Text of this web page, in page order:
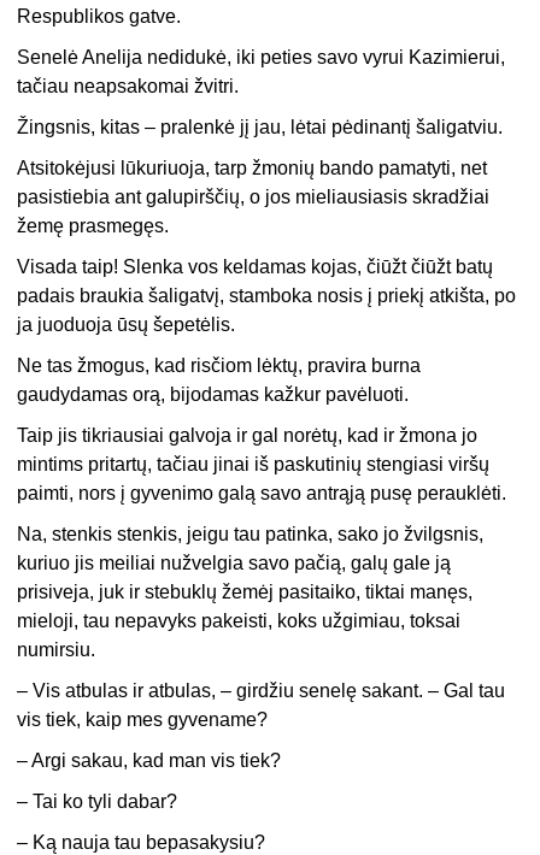
Respublikos gatve.
Senelė Anelija nedidukė, iki peties savo vyrui Kazimierui,
tačiau neapsakomai žvitri.
Žingsnis, kitas – pralenkė jį jau, lėtai pėdinantį šaligatviu.
Atsitokėjusi lūkuriuoja, tarp žmonių bando pamatyti, net
pasistiebia ant galupirščių, o jos mieliausiasis skradžiai
žemę prasmegęs.
Visada taip! Slenka vos keldamas kojas, čiūžt čiūžt batų
padais braukia šaligatvį, stamboka nosis į priekį atkišta, po
ja juoduoja ūsų šepetėlis.
Ne tas žmogus, kad risčiom lėktų, pravira burna
gaudydamas orą, bijodamas kažkur pavėluoti.
Taip jis tikriausiai galvoja ir gal norėtų, kad ir žmona jo
mintims pritartų, tačiau jinai iš paskutinių stengiasi viršų
paimti, nors į gyvenimo galą savo antrąją pusę perauklėti.
Na, stenkis stenkis, jeigu tau patinka, sako jo žvilgsnis,
kuriuo jis meiliai nužvelgia savo pačią, galų gale ją
prisiveja, juk ir stebuklų žemėj pasitaiko, tiktai manęs,
mieloji, tau nepavyks pakeisti, koks užgimiau, toksai
numirsiu.
– Vis atbulas ir atbulas, – girdžiu senelę sakant. – Gal tau
vis tiek, kaip mes gyvename?
– Argi sakau, kad man vis tiek?
– Tai ko tyli dabar?
– Ką nauja tau bepasakysiu?